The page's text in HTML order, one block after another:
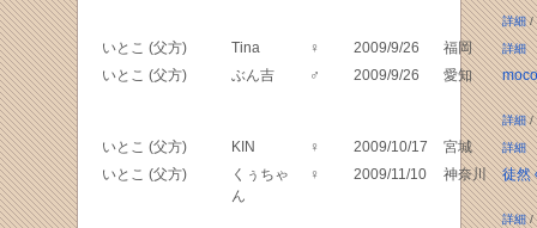
詳細/
いとこ (父方) Tina ♀ 2009/9/26 福岡 詳細
いとこ (父方) ぶん吉 ♂ 2009/9/26 愛知
詳細/
いとこ (父方) KIN ♀ 2009/10/17 宮城 詳細
いとこ (父方)
くぅちゃ
ん
♀ 2009/11/10 神奈川 徒然
詳細/